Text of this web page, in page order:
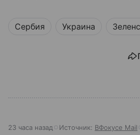
Сербия Украина
23 часа назад Источник: ВФокусе Mail